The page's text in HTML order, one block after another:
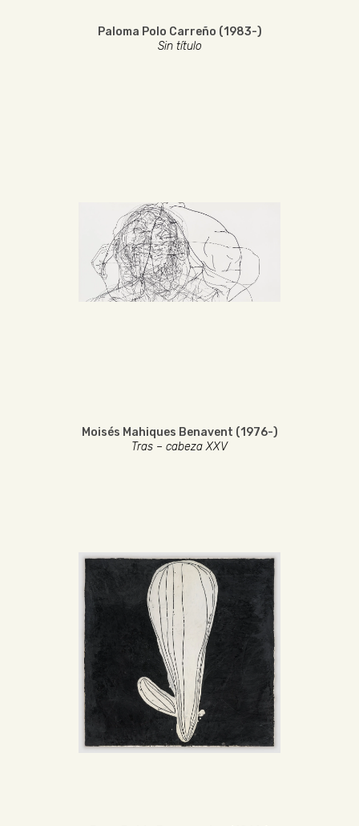
Paloma Polo Carreño (1983-)
Sin título
Moisés Mahiques Benavent (1976-)
Tras – cabeza XXV